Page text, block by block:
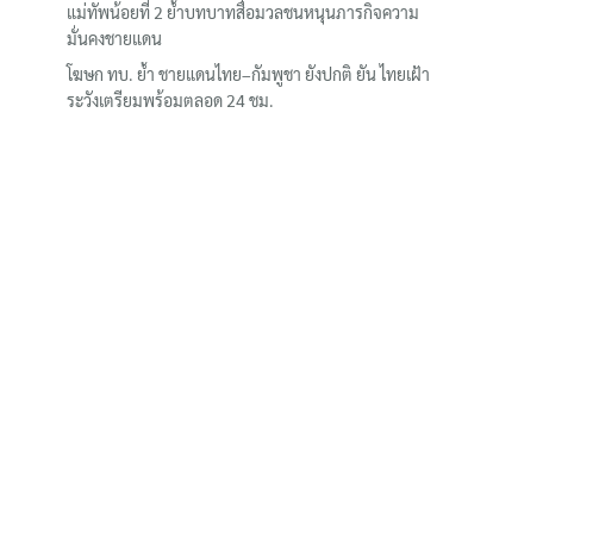
แม่ทัพน้อยที่ 2 ย้ำบทบาทสื่อมวลชนหนุนภารกิจความ
มั่นคงชายแดน
โฆษก ทบ. ย้ำ ชายแดนไทย–กัมพูชา ยังปกติ ยัน ไทยเฝ้า
ระวังเตรียมพร้อมตลอด 24 ชม.